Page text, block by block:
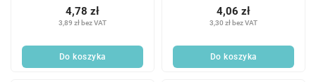
3,89 zł bez VAT
4,78 zł
Do koszyka
3,30 zł bez VAT
4,06 zł
Do koszyka